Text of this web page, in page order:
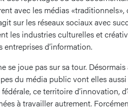
avec les médias
sur les réseaux sociaux avec
les industries culturelles et
d’information.
se joue pas sur sa tour.
du média public vont elles
ce territoire d’innovation,
à travailler autrement.